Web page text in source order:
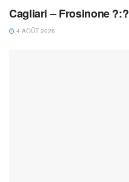
Cagliari – Frosinone ?:?
4 AOÛT 2026